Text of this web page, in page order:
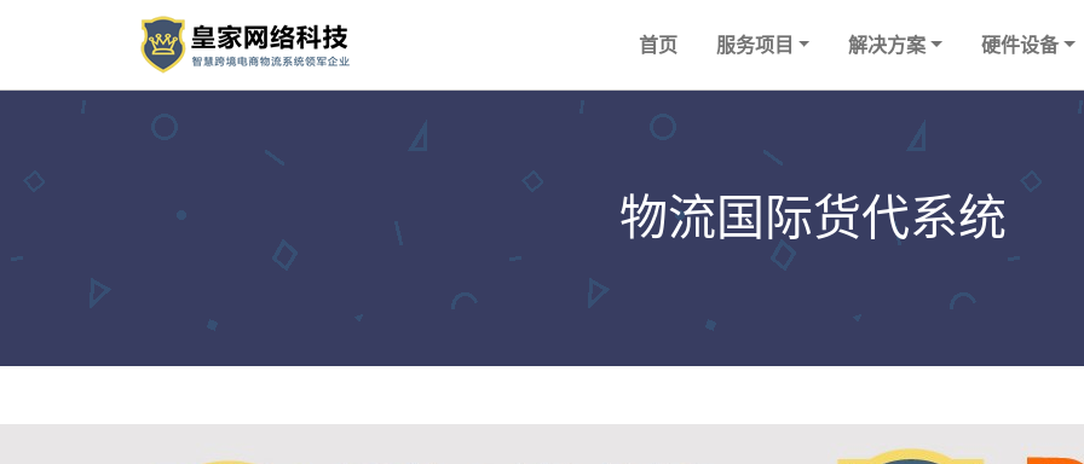
首页 服务项目 解决方案 硬件设备
物流国际货代系统